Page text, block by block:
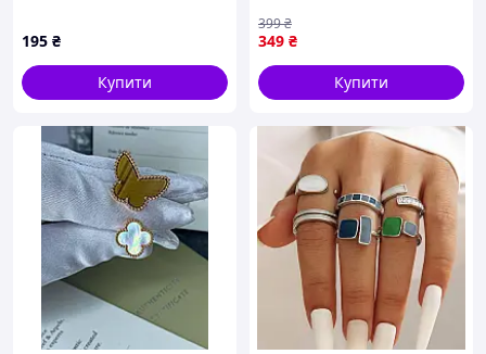
195 ₴
Купити
размер JGGW_349
349 ₴
399₴
Купити